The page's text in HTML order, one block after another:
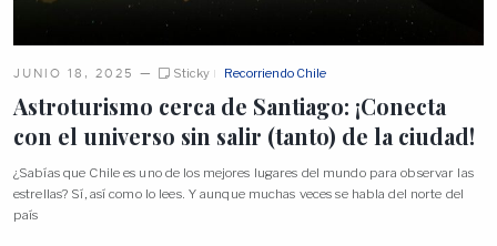
JUNIO 18, 2025 — Sticky Recorriendo Chile
Astroturismo cerca de Santiago: ¡Conecta
con el universo sin salir (tanto) de la ciudad!
¿Sabías que Chile es uno de los mejores lugares del mundo para observar las
estrellas? Sí, así como lo lees. Y aunque muchas veces se habla del norte del
país